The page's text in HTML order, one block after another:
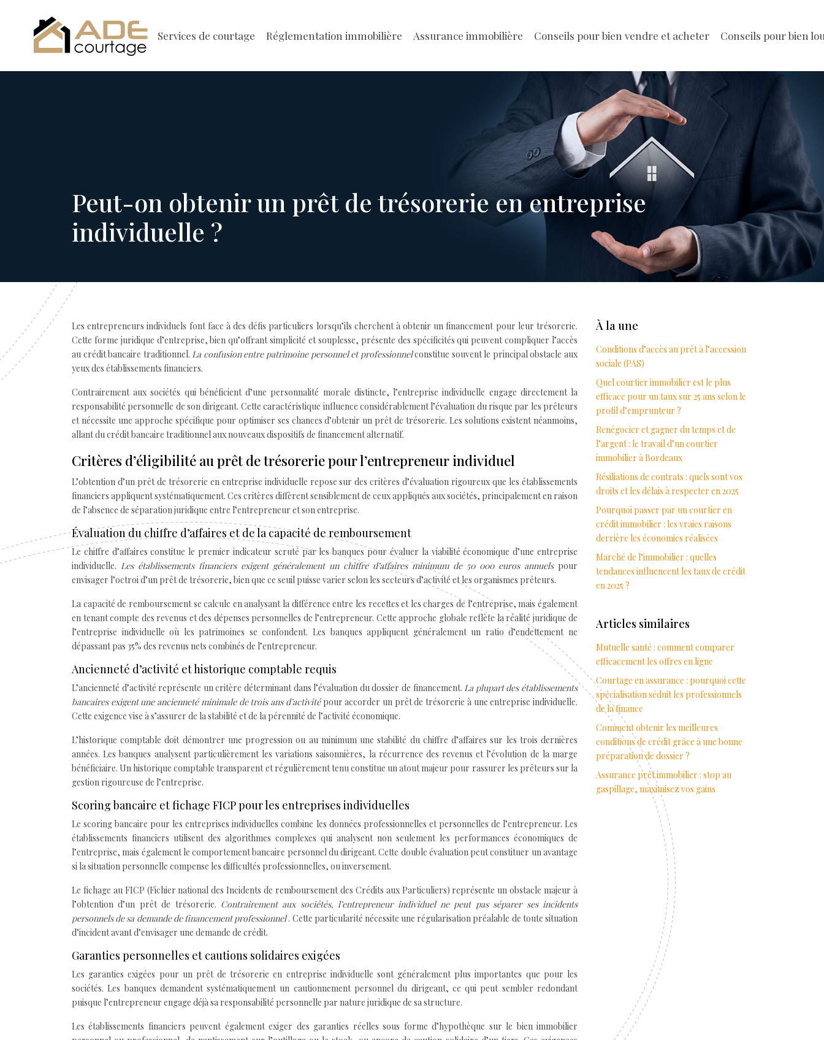
Services de courtage Réglementation immobilière Assurance immobilière Conseils pour bien vendre et acheter Conseils pour bien
Peut-on obtenir un prêt de trésorerie en entreprise
individuelle ?
Les entrepreneurs individuels font face à des défis particuliers lorsqu’ils cherchent à obtenir un financement pour leur trésorerie.
Cette forme juridique d’entreprise, bien qu’offrant simplicité et souplesse, présente des spécificités qui peuvent compliquer l’accès
au crédit bancaire traditionnel. La confusion entre patrimoine personnel et professionnelconstitue souvent le principal obstacle aux
yeux des établissements financiers.
Contrairement aux sociétés qui bénéficient d’une personnalité morale distincte, l’entreprise individuelle engage directement la
responsabilité personnelle de son dirigeant. Cette caractéristique influence considérablement l’évaluation du risque par les prêteurs
et nécessite une approche spécifique pour optimiser ses chances d’obtenir un prêt de trésorerie. Les solutions existent néanmoins,
allant du crédit bancaire traditionnel aux nouveaux dispositifs de financement alternatif.
Critères d’éligibilité au prêt de trésorerie pour l’entrepreneur individuel
L’obtention d’un prêt de trésorerie en entreprise individuelle repose sur des critères d’évaluation rigoureux que les établissements
financiers appliquent systématiquement. Ces critères diffèrent sensiblement de ceux appliqués aux sociétés, principalement en raison
de l’absence de séparation juridique entre l’entrepreneur et son entreprise.
Évaluation du chiffre d’affaires et de la capacité de remboursement
Le chiffre d’affaires constitue le premier indicateur scruté par les banques pour évaluer la viabilité économique d’une entreprise
individuelle. Les établissements financiers exigent généralement un chiffre d’affaires minimum de 50 000 euros annuels pour
envisager l’octroi d’un prêt de trésorerie, bien que ce seuil puisse varier selon les secteurs d’activité et les organismes prêteurs.
La capacité de remboursement se calcule en analysant la différence entre les recettes et les charges de l’entreprise, mais également
en tenant compte des revenus et des dépenses personnelles de l’entrepreneur. Cette approche globale reflète la réalité juridique de
l’entreprise individuelle où les patrimoines se confondent. Les banques appliquent généralement un ratio d’endettement ne
dépassant pas 35% des revenus nets combinés de l’entrepreneur.
Ancienneté d’activité et historique comptable requis
L’ancienneté d’activité représente un critère déterminant dans l’évaluation du dossier de financement. La plupart des établissements
bancaires exigent une ancienneté minimale de trois ans d’activité pour accorder un prêt de trésorerie à une entreprise individuelle.
Cette exigence vise à s’assurer de la stabilité et de la pérennité de l’activité économique.
L’historique comptable doit démontrer une progression ou au minimum une stabilité du chiffre d’affaires sur les trois dernières
années. Les banques analysent particulièrement les variations saisonnières, la récurrence des revenus et l’évolution de la marge
bénéficiaire. Un historique comptable transparent et régulièrement tenu constitue un atout majeur pour rassurer les prêteurs sur la
gestion rigoureuse de l’entreprise.
Scoring bancaire et fichage FICP pour les entreprises individuelles
Le scoring bancaire pour les entreprises individuelles combine les données professionnelles et personnelles de l’entrepreneur. Les
établissements financiers utilisent des algorithmes complexes qui analysent non seulement les performances économiques de
l’entreprise, mais également le comportement bancaire personnel du dirigeant. Cette double évaluation peut constituer un avantage
si la situation personnelle compense les difficultés professionnelles, ou inversement.
Le fichage au FICP (Fichier national des Incidents de remboursement des Crédits aux Particuliers) représente un obstacle majeur à
l’obtention d’un prêt de trésorerie. Contrairement aux sociétés, l’entrepreneur individuel ne peut pas séparer ses incidents
personnels de sa demande de financement professionnel. Cette particularité nécessite une régularisation préalable de toute situation
d’incident avant d’envisager une demande de crédit.
Garanties personnelles et cautions solidaires exigées
Les garanties exigées pour un prêt de trésorerie en entreprise individuelle sont généralement plus importantes que pour les
sociétés. Les banques demandent systématiquement un cautionnement personnel du dirigeant, ce qui peut sembler redondant
puisque l’entrepreneur engage déjà sa responsabilité personnelle par nature juridique de sa structure.
Les établissements financiers peuvent également exiger des garanties réelles sous forme d’hypothèque sur le bien immobilier
À la une
Conditions d’accès au prêt à l’accession
sociale (PAS)
Quel courtier immobilier est le plus
efficace pour un taux sur 25 ans selon le
profil d’emprunteur ?
Renégocier et gagner du temps et de
l’argent : le travail d’un courtier
immobilier à Bordeaux
Résiliations de contrats : quels sont vos
droits et les délais à respecter en 2025
Pourquoi passer par un courtier en
crédit immobilier : les vraies raisons
derrière les économies réalisées
Marché de l’immobilier : quelles
tendances influencent les taux de crédit
en 2025 ?
Articles similaires
Mutuelle santé : comment comparer
efficacement les offres en ligne
Courtage en assurance : pourquoi cette
spécialisation séduit les professionnels
de la finance
Comment obtenir les meilleures
conditions de crédit grâce à une bonne
préparation de dossier ?
Assurance prêt immobilier : stop au
gaspillage, maximisez vos gains